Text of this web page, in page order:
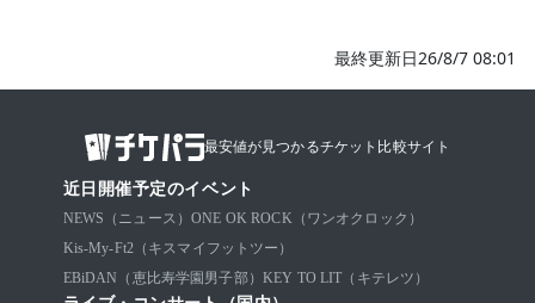
最終更新日26/8/7 08:01
最安値が見つかるチケット比較サイト
近日開催予定のイベント
NEWS（ニュース） ONE OK ROCK（ワンオクロック）
Kis-My-Ft2（キスマイフットツー）
EBiDAN（恵比寿学園男子部） KEY TO LIT（キテレツ）